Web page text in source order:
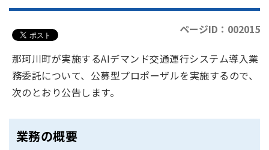
ページID：002015
那珂川町が実施するAIデマンド交通運行システム導入業
務委託について、公募型プロポーザルを実施するので、
次のとおり公告します。
業務の概要